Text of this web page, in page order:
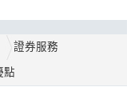
證券服務
點